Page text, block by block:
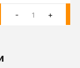
- +